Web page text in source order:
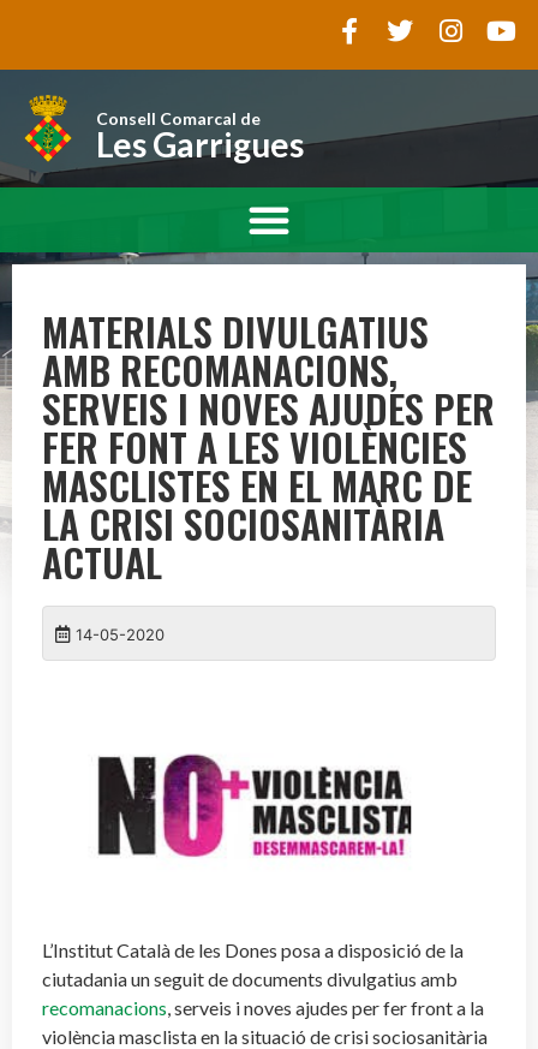
Consell Comarcal de
Les Garrigues
MATERIALS DIVULGATIUS
AMB RECOMANACIONS,
SERVEIS I NOVES AJUDES PER
FER FONT A LES VIOLÈNCIES
MASCLISTES EN EL MARC DE
LA CRISI SOCIOSANITÀRIA
ACTUAL
14-05-2020
L’Institut Català de les Dones posa a disposició de la
ciutadania un seguit de documents divulgatius amb
recomanacions , serveis i noves ajudes per fer front a la
violència masclista en la situació de crisi sociosanitària